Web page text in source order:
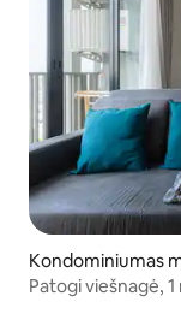
Kondominiumas
Patogi viešnagė,